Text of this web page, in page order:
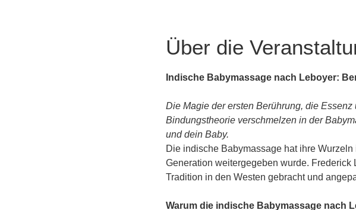
Über die
Indische Babymassage nach Leboyer:
Die Magie der ersten Berührung, die
Bindungstheorie verschmelzen in der
und dein Baby.
Die indische Babymassage hat ihre
Generation weitergegeben wurde. Frederick
Tradition in den Westen gebracht und
Warum die indische Babymassage nach